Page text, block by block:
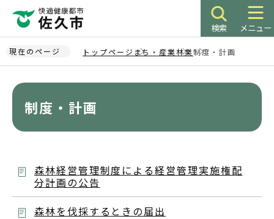
ペ
ー
ジ
検索 メニュー
現在のページ トップページ まち・産業林業制度・計画
制度・計画
森林経営管理制度による経営管理実施権配
分計画の公告
森林を伐採するときの届出